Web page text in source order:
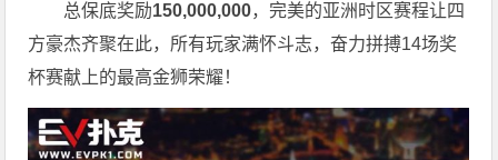
总保底奖励150,000,000，完美的亚洲时区赛程让四
方豪杰齐聚在此，所有玩家满怀斗志，奋力拼搏14场奖
杯赛献上的最高金狮荣耀！